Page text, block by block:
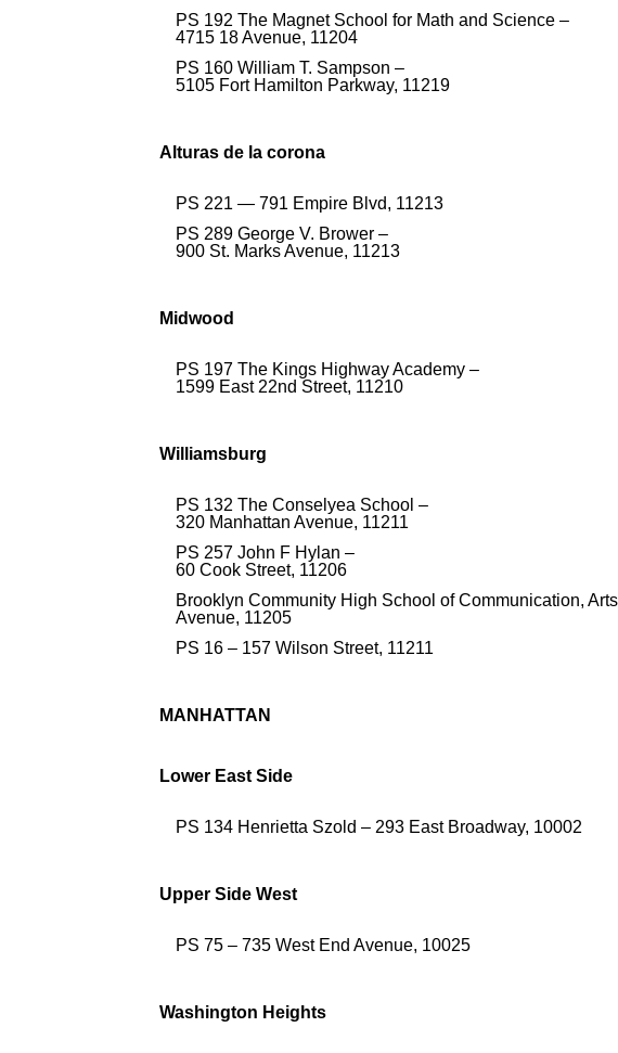
PS 192 The Magnet School for Math and Science⁠ –
4715 18 Avenue, 11204
PS 160 William T. Sampson⁠ –
5105 Fort Hamilton Parkway, 11219
Alturas de la corona
PS 221⁠ — 791 Empire Blvd, 11213
PS 289 George V. Brower⁠ –
900 St. Marks Avenue, 11213
Midwood
PS 197 The Kings Highway Academy⁠ –
1599 East 22nd Street, 11210
Williamsburg
PS 132 The Conselyea School⁠ –
320 Manhattan Avenue, 11211
PS 257 John F Hylan⁠ –
60 Cook Street, 11206
Brooklyn Community High School of Communication,
Avenue, 11205
PS 16⁠ – 157 Wilson Street, 11211
MANHATTAN
Lower East Side
PS 134 Henrietta Szold⁠ – 293 East Broadway, 10002
Upper Side West
PS 75⁠ – 735 West End Avenue, 10025
Washington Heights